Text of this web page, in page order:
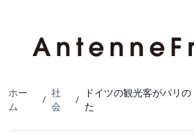
ホー
ム
/
社
会
/
ドイツの観光客がパリ
た